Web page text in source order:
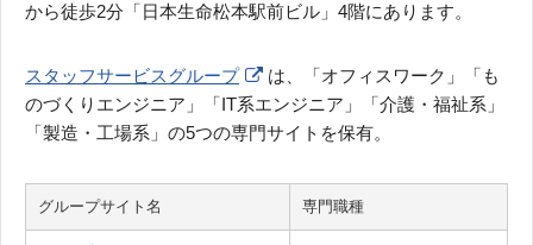
から徒歩2分「日本生命松本駅前ビル」4階にあります。
スタッフサービスグループ
は、「オフィスワーク」「も
のづくりエンジニア」「IT系エンジニア」「介護・福祉系」
「製造・工場系」の5つの専門サイトを保有。
グループサイト名 専門職種